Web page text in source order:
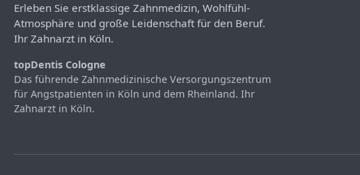
Erleben Sie erstklassige Zahnmedizin, Wohlfühl-
Atmosphäre und große Leidenschaft für den Beruf.
Ihr Zahnarzt in Köln.
topDentis Cologne
Das führende Zahnmedizinische Versorgungszentrum
für Angstpatienten in Köln und dem Rheinland. Ihr
Zahnarzt in Köln.